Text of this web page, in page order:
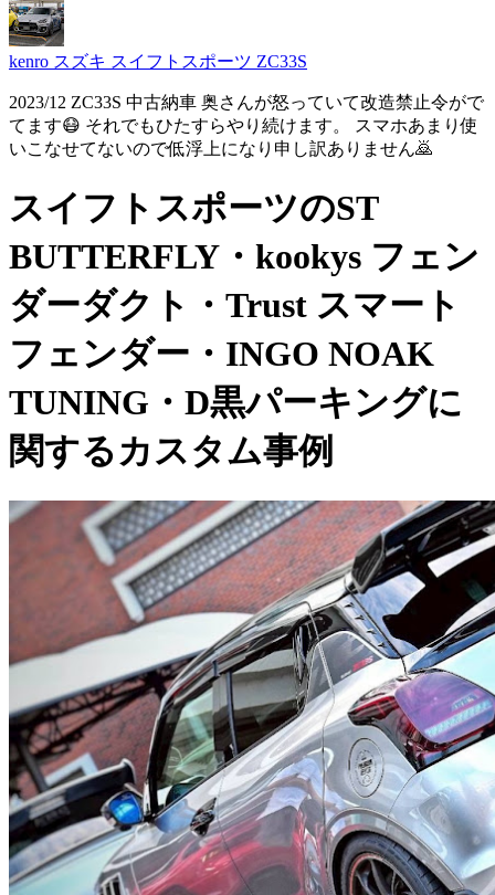
kenro スズキ スイフトスポーツ ZC33S
2023/12 ZC33S 中古納車 奥さんが怒っていて改造禁止令がで
てます😷 それでもひたすらやり続けます。 スマホあまり使
いこなせてないので低浮上になり申し訳ありません🙇
スイフトスポーツのST
BUTTERFLY・kookys フェン
ダーダクト・Trust スマート
フェンダー・INGO NOAK
TUNING・D黒パーキングに
関するカスタム事例